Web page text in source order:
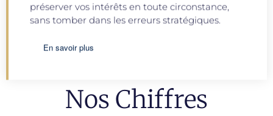
préserver vos intérêts en toute circonstance,
sans tomber dans les erreurs stratégiques.
En savoir plus
Nos Chiffres